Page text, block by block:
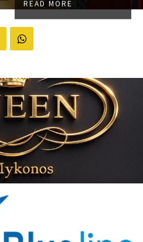
READ MORE